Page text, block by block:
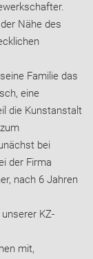
Nähe des
Familie das
eine
die Kunstanstalt
bei
der Firma
nach 6 Jahren
KZ-
mit,